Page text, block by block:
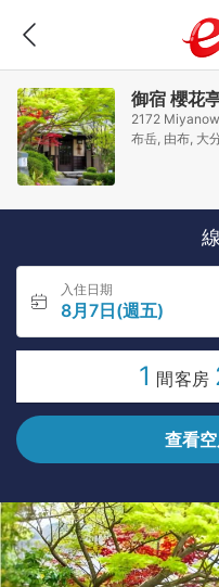
御宿 櫻花
2172
布岳, 由布, 大
入住日期
8月7日(週五)
1 間客房
查看